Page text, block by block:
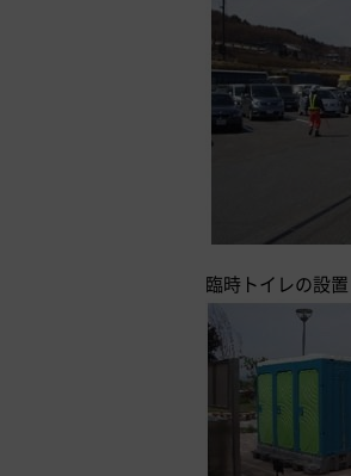
臨時トイレの設置